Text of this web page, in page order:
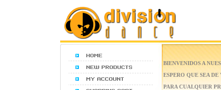
BIENVENIDOS A
ESPERO QUE SEA
PARA CUALQUIER